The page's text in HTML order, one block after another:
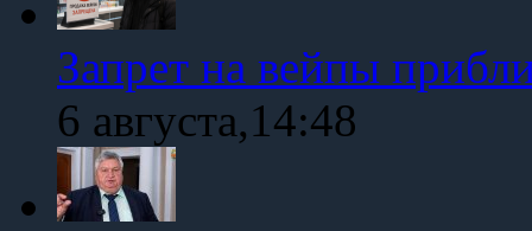
Запрет на вейпы
6 августа,14:48